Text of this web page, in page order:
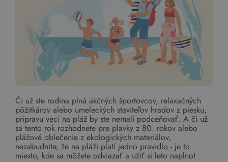
Či už ste rodina plná akčných športovcov, relaxačných
pôžitkárov alebo umeleckých staviteľov hradov z piesku,
prípravu vecí na pláž by ste nemali podceňovať. A či už
sa tento rok rozhodnete pre plavky z 80. rokov alebo
plážové oblečenie z ekologických materiálov,
nezabudnite, že na pláži platí jedno pravidlo - je to
miesto, kde sa môžete odviazať a užiť si leto naplno!